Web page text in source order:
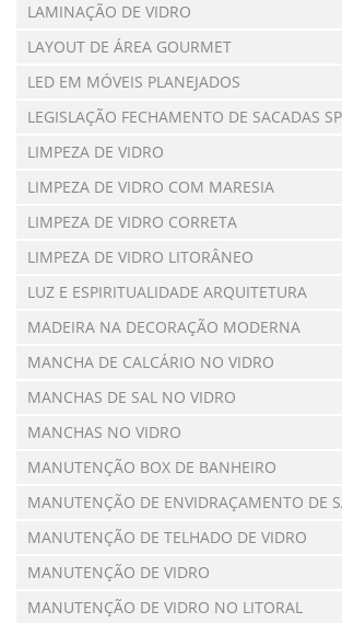
LAMINAÇÃO DE VIDRO
LAYOUT DE ÁREA GOURMET
LED EM MÓVEIS PLANEJADOS
LEGISLAÇÃO FECHAMENTO DE SACADAS SP
LIMPEZA DE VIDRO
LIMPEZA DE VIDRO COM MARESIA
LIMPEZA DE VIDRO CORRETA
LIMPEZA DE VIDRO LITORÂNEO
LUZ E ESPIRITUALIDADE ARQUITETURA
MADEIRA NA DECORAÇÃO MODERNA
MANCHA DE CALCÁRIO NO VIDRO
MANCHAS DE SAL NO VIDRO
MANCHAS NO VIDRO
MANUTENÇÃO BOX DE BANHEIRO
MANUTENÇÃO DE ENVIDRAÇAMENTO DE
MANUTENÇÃO DE TELHADO DE VIDRO
MANUTENÇÃO DE VIDRO
MANUTENÇÃO DE VIDRO NO LITORAL